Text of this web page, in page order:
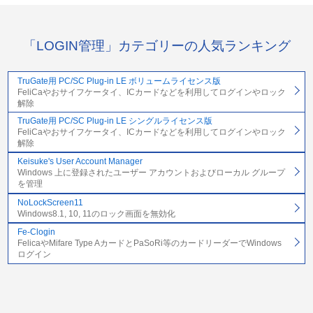
「LOGIN管理」カテゴリーの人気ランキング
TruGate用 PC/SC Plug-in LE ボリュームライセンス版
FeliCaやおサイフケータイ、ICカードなどを利用してログインやロック
解除
TruGate用 PC/SC Plug-in LE シングルライセンス版
FeliCaやおサイフケータイ、ICカードなどを利用してログインやロック
解除
Keisuke's User Account Manager
Windows 上に登録されたユーザー アカウントおよびローカル グループ
を管理
NoLockScreen11
Windows8.1, 10, 11のロック画面を無効化
Fe-Clogin
FelicaやMifare Type AカードとPaSoRi等のカードリーダーでWindows
ログイン